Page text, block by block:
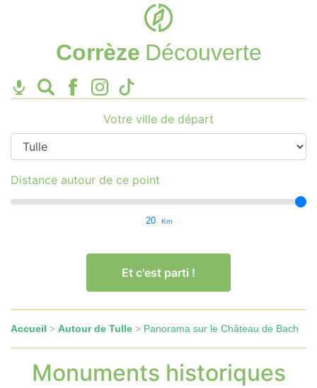
Corrèze Découverte
Votre ville de départ
Distance autour de ce point
20 Km
Et c'est parti !
Accueil > Autour de Tulle > Panorama sur le Château de Bach
Monuments historiques